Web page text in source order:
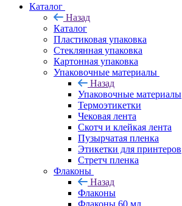
Каталог
Назад
Каталог
Пластиковая упаковка
Стеклянная упаковка
Картонная упаковка
Упаковочные материалы
Назад
Упаковочные материалы
Термоэтикетки
Чековая лента
Скотч и клейкая лента
Пузырчатая пленка
Этикетки для принтеров
Стретч пленка
Флаконы
Назад
Флаконы
Флаконы 60 мл